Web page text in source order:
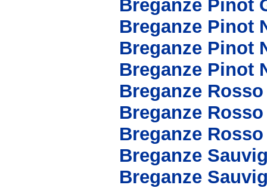
Breganze Pinot
Breganze Pinot
Breganze Pinot
Breganze Pinot
Breganze
Breganze
Breganze
Breganze
Breganze